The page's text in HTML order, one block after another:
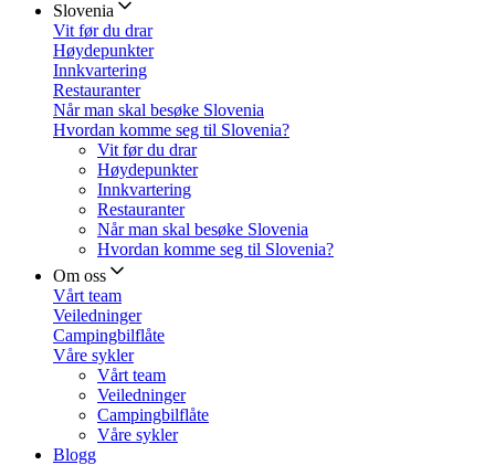
Slovenia
Vit før du drar
Høydepunkter
Innkvartering
Restauranter
Når man skal besøke Slovenia
Hvordan komme seg til Slovenia?
Vit før du drar
Høydepunkter
Innkvartering
Restauranter
Når man skal besøke Slovenia
Hvordan komme seg til Slovenia?
Om oss
Vårt team
Veiledninger
Campingbilflåte
Våre sykler
Vårt team
Veiledninger
Campingbilflåte
Våre sykler
Blogg